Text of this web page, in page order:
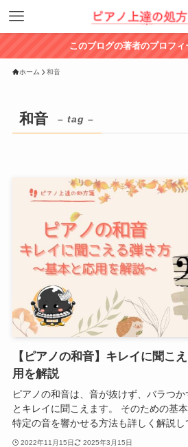
このブログの著者のプロフィ
ホーム 和音
和音 – tag –
【ピアノの和音】キレイに聞こ
用を解説
ピアノの和音は、音が抜けず、バラつか
とキレイに聞こえます。 そのための基
特定の音を響かせる方法も詳しく解説し
2022年11月15日 2025年3月15日